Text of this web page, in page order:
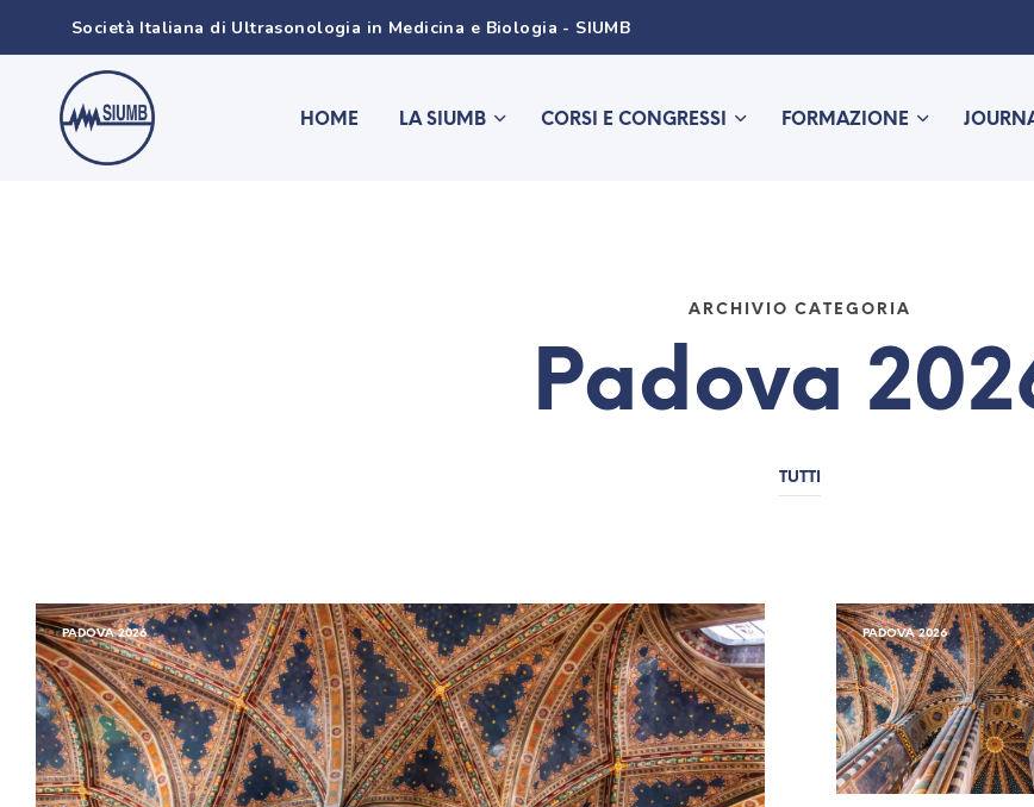
Società Italiana di Ultrasonologia in Medicina e Biologia - SIUMB
HOME LA SIUMB CORSI E CONGRESSI FORMAZIONE
ARCHIVIO CATEGORIA
Padova
TUTTI
PADOVA 2026 PADOVA 2026